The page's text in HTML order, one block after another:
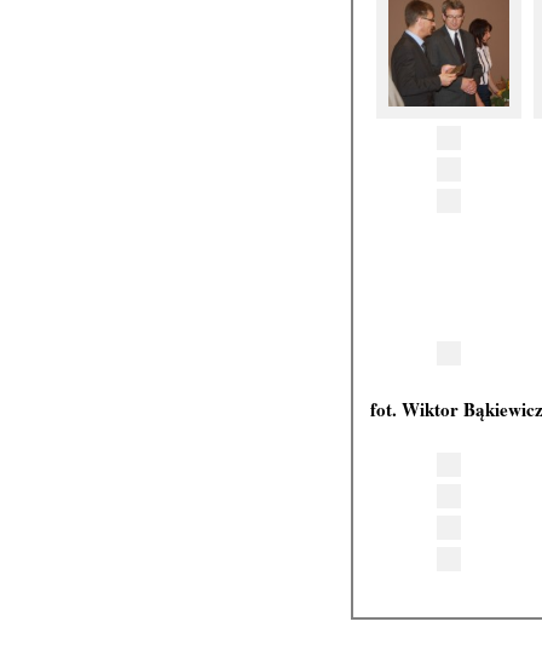
fot. Wiktor